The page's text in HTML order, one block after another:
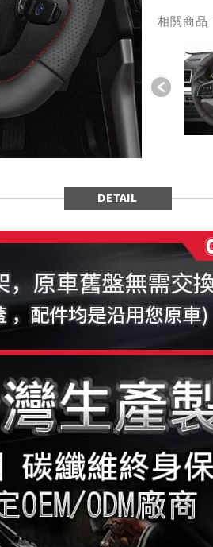
相關商品
DETAIL